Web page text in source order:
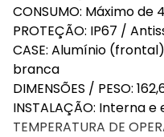
CONSUMO: Máximo de
PROTEÇÃO: IP67 /
CASE: Alumínio
branca
DIMENSÕES / PESO:
INSTALAÇÃO: Interna
TEMPERATURA DE